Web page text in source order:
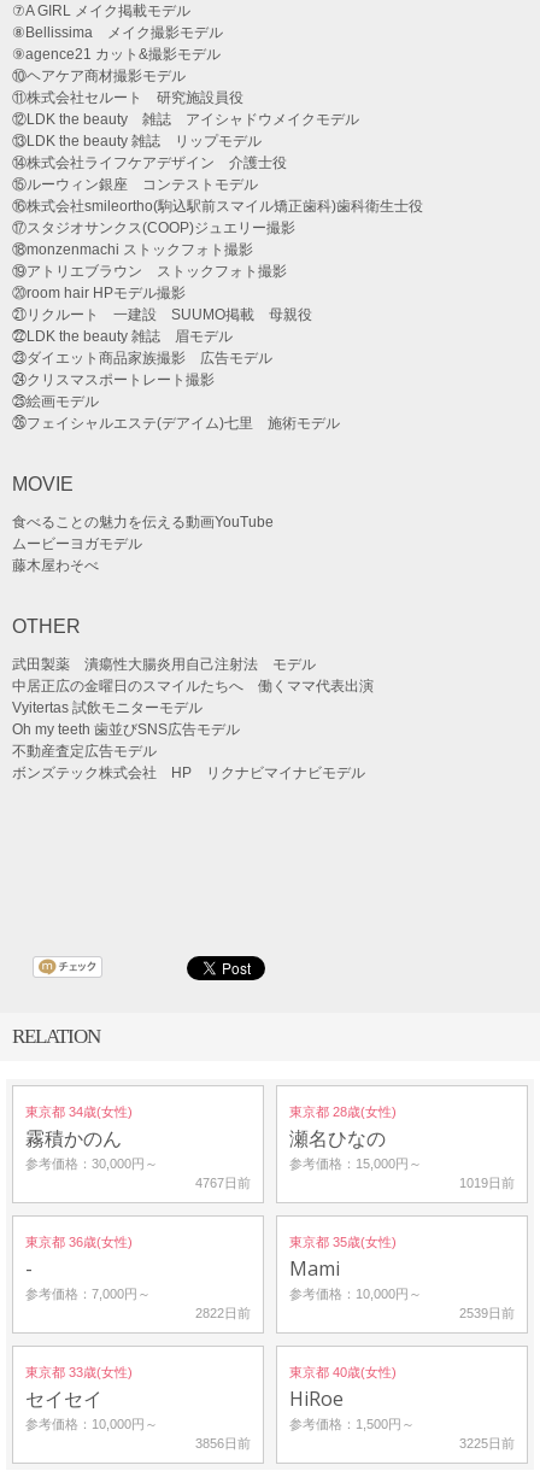
⑦A GIRL メイク掲載モデル
⑧Bellissima メイク撮影モデル
⑨agence21 カット&撮影モデル
⑩ヘアケア商材撮影モデル
⑪株式会社セルート 研究施設員役
⑫LDK the beauty 雑誌 アイシャドウメイクモデル
⑬LDK the beauty 雑誌 リップモデル
⑭株式会社ライフケアデザイン 介護士役
⑮ルーウィン銀座 コンテストモデル
⑯株式会社smileortho(駒込駅前スマイル矯正歯科)歯科衛生士役
⑰スタジオサンクス(COOP)ジュエリー撮影
⑱monzenmachi ストックフォト撮影
⑲アトリエブラウン ストックフォト撮影
⑳room hair HPモデル撮影
㉑リクルート 一建設 SUUMO掲載 母親役
㉒LDK the beauty 雑誌 眉モデル
㉓ダイエット商品家族撮影 広告モデル
㉔クリスマスポートレート撮影
㉕絵画モデル
㉖フェイシャルエステ(デアイム)七里 施術モデル
MOVIE
食べることの魅力を伝える動画YouTube
ムービーヨガモデル
藤木屋わそべ
OTHER
武田製薬 潰瘍性大腸炎用自己注射法 モデル
中居正広の金曜日のスマイルたちへ 働くママ代表出演
Vyitertas 試飲モニターモデル
Oh my teeth 歯並びSNS広告モデル
不動産査定広告モデル
ボンズテック株式会社 HP リクナビマイナビモデル
RELATION
東京都 34歳(女性)
霧積かのん
参考価格：30,000円～
4767日前
東京都 28歳(女性)
瀬名ひなの
参考価格：15,000円～
1019日前
東京都 36歳(女性)
-
参考価格：7,000円～
2822日前
東京都 35歳(女性)
Mami
参考価格：10,000円～
2539日前
東京都 33歳(女性)
セイセイ
参考価格：10,000円～
3856日前
東京都 40歳(女性)
HiRoe
参考価格：1,500円～
3225日前